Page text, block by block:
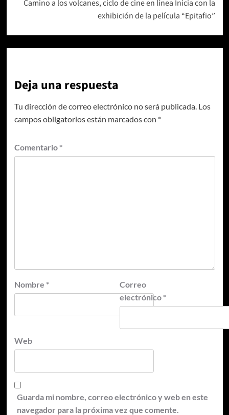
Camino a los volcanes, ciclo de cine en línea Inicia con la
exhibición de la película “Epitafio”
Deja una respuesta
Tu dirección de correo electrónico no será publicada. Los
campos obligatorios están marcados con *
Comentario *
Nombre *
Correo
electrónico *
Web
Guarda mi nombre, correo electrónico y web en este
navegador para la próxima vez que comente.